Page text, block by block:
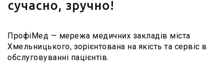
сучасно, зручно!
ПрофіМед — мережа медичних закладів міста
Хмельницького, зорієнтована на якість та сервіс в
обслуговуванні пацієнтів.